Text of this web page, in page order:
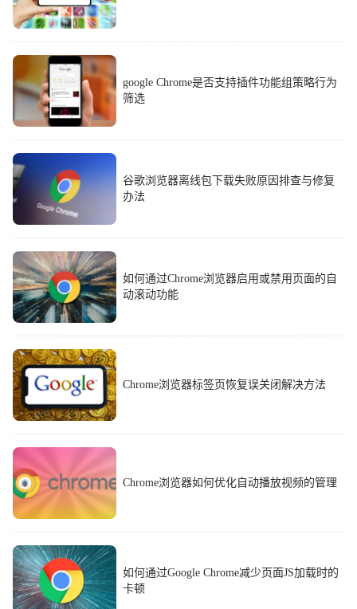
google Chrome是否支持插件功能组策略行为
筛选
谷歌浏览器离线包下载失败原因排查与修复
办法
如何通过Chrome浏览器启用或禁用页面的自
动滚动功能
Chrome浏览器标签页恢复误关闭解决方法
Chrome浏览器如何优化自动播放视频的管理
如何通过Google Chrome减少页面JS加载时的
卡顿